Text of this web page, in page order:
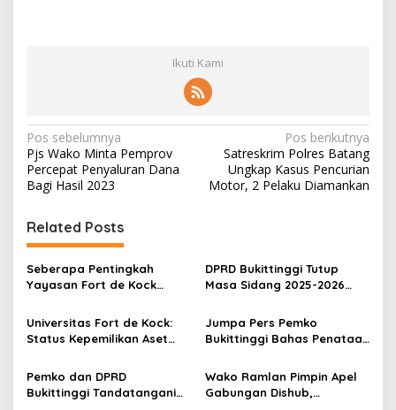
Ikuti Kami
N
a
v
i
g
a
s
i
p
s
Pos sebelumnya
Pjs Wako Minta Pemprov
Percepat Penyaluran Dana
Bagi Hasil 2023
Pos berikutnya
Satreskrim Polres Batang
Ungkap Kasus Pencurian
Motor, 2 Pelaku Diamankan
Related Posts
Seberapa Pentingkah
Yayasan Fort de Kock
Perekonomian Masyarakat
Jam Gadang?
DPRD Bukittinggi Tutup
Masa Sidang 2025-2026
2026-2027, Wako Ramlan
Beri Apresiasi
Universitas Fort de Kock:
Status Kepemilikan Aset
Milik Yayasan Berdasarkan
Putusan Mahkamah Agung
Nomor 2108/K/Pdt/2022
Jumpa Pers Pemko
Bukittinggi Bahas Penataan
Kampus UFDK
Pemko dan DPRD
Bukittinggi Tandatangani
Wako Ramlan Pimpin Apel
Gabungan Dishub,